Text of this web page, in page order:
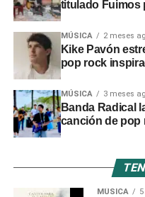
titulado Fuimos
MÚSICA 2 meses
Kike Pavón
pop rock
MÚSICA 3 meses
Banda Radical
canción de pop
MÚSICA